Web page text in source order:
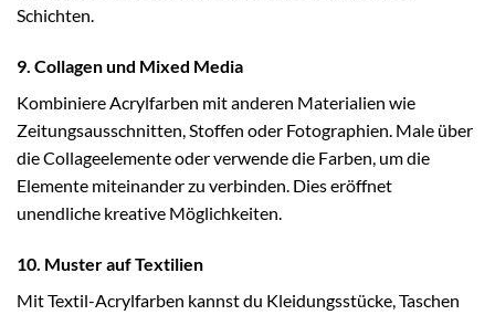
Schichten.
9. Collagen und Mixed Media
Kombiniere Acrylfarben mit anderen Materialien wie
Zeitungsausschnitten, Stoffen oder Fotographien. Male über
die Collageelemente oder verwende die Farben, um die
Elemente miteinander zu verbinden. Dies eröffnet
unendliche kreative Möglichkeiten.
10. Muster auf Textilien
Mit Textil-Acrylfarben kannst du Kleidungsstücke, Taschen